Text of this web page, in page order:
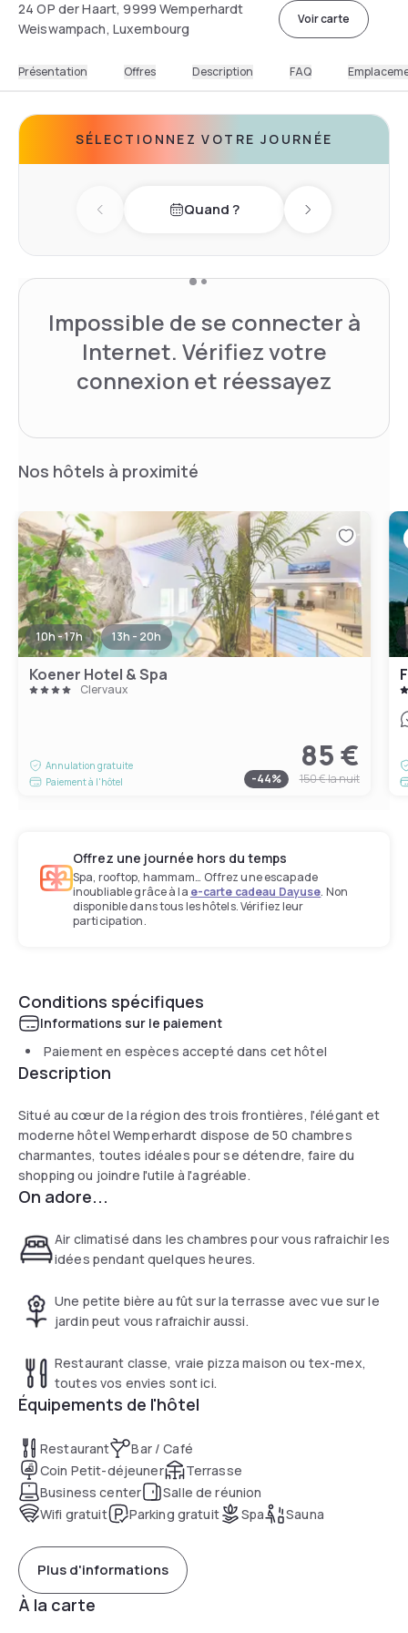
24 OP der Haart, 9999 Wemperhardt
Weiswampach, Luxembourg
Voir carte
Présentation Offres Description FAQ
SÉLECTIONNEZ VOTRE JOURNÉE
Previous dayQuand ? Next day
Impossible de se connecter à
Internet. Vérifiez votre
connexion et réessayez
Nos hôtels à proximité
10h - 17h 13h - 20h
Koener Hotel & Spa
Clervaux
Annulation gratuite
Paiement à l'hôtel
85 €
-44% 150 €la nuit
Offrez une journée hors du temps
Spa, rooftop, hammam… Offrez une escapade
inoubliable grâce à la e-carte cadeau Dayuse. Non
disponible dans tous les hôtels. Vérifiez leur
participation.
Conditions spécifiques
Informations sur le paiement
Paiement en espèces accepté dans cet hôtel
Description
Situé au cœur de la région des trois frontières, l'élégant et
moderne hôtel Wemperhardt dispose de 50 chambres
charmantes, toutes idéales pour se détendre, faire du
shopping ou joindre l'utile à l'agréable.
On adore...
Air climatisé dans les chambres pour vous rafraichir les
idées pendant quelques heures.
Une petite bière au fût sur la terrasse avec vue sur le
jardin peut vous rafraichir aussi.
Restaurant classe, vraie pizza maison ou tex-mex,
toutes vos envies sont ici.
Équipements de l'hôtel
Restaurant
Bar / Café
Coin Petit-déjeuner
Terrasse
Business center
Salle de réunion
Wifi gratuit
Parking gratuit Spa Sauna
Plus d'informations
À la carte